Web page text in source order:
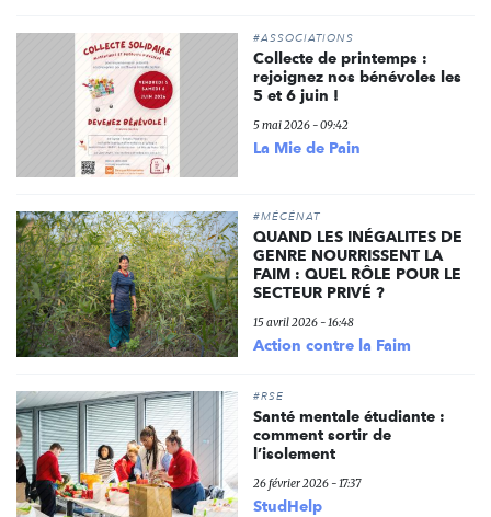
#ASSOCIATIONS
Collecte de printemps :
rejoignez nos bénévoles les
5 et 6 juin !
5 mai 2026 - 09:42
La Mie de Pain
#MÉCÉNAT
QUAND LES INÉGALITES DE
GENRE NOURRISSENT LA
FAIM : QUEL RÔLE POUR LE
SECTEUR PRIVÉ ?
15 avril 2026 - 16:48
Action contre la Faim
#RSE
Santé mentale étudiante :
comment sortir de
l’isolement
26 février 2026 - 17:37
StudHelp